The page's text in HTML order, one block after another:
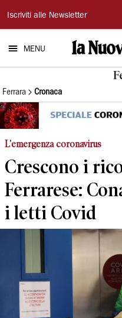
La
Nuova
Ferrara
Iscriviti alle Newsletter
MENU
Ferrara Cronaca
L'emergenza coronavirus
Crescono i
Ferrarese:
i letti Covid